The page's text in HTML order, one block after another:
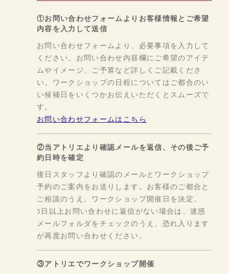
①お問い合わせフォームよりお客様情報とご希望
内容を入力して送信
お問い合わせフォームより、必要事項を入力して
ください。お問い合わせ内容欄にご希望のアイテ
ムやイメージ、ご予算など詳しくご記載くださ
い。ワークショップの日程についてはご都合のい
い候補日をいくつかお伝えいただくとスムーズで
す。
お問い合わせフォームはこちら
②当アトリエより確認メールを返信、その後ご予
約日時を確定
後日スタッフより確認のメールとワークショップ
予約のご案内をお送りします。お客様のご都合と
ご相談のうえ、ワークショップ開催日を決定。
3日以上お問い合わせに返信がない場合は、迷惑
メールフォルダをチェックのうえ、恐れ入ります
が再度お問い合わせください。
③アトリエでワークショップ開催